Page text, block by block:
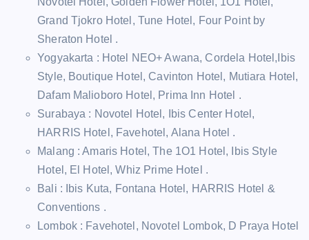
Grand Tjokro Hotel, Tune Hotel, Four Point by
Sheraton Hotel .
Yogyakarta : Hotel NEO+ Awana, Cordela Hotel,Ibis
Style, Boutique Hotel, Cavinton Hotel, Mutiara Hotel,
Dafam Malioboro Hotel, Prima Inn Hotel .
Surabaya : Novotel Hotel, Ibis Center Hotel,
HARRIS Hotel, Favehotel, Alana Hotel .
Malang : Amaris Hotel, The 1O1 Hotel, Ibis Style
Hotel, El Hotel, Whiz Prime Hotel .
Bali : Ibis Kuta, Fontana Hotel, HARRIS Hotel &
Conventions .
Lombok : Favehotel, Novotel Lombok, D Praya Hotel